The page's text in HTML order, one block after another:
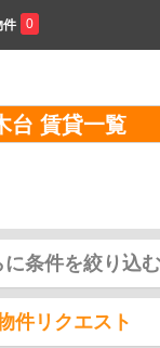
件 0
台 賃貸一覧
に条件を絞り込む
件リクエスト